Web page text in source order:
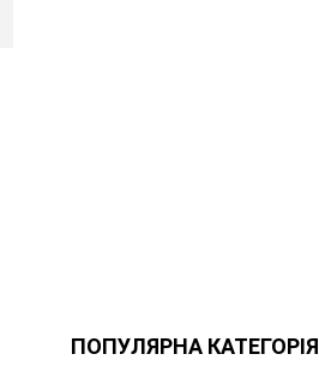
ПОПУЛЯРНА КАТЕГОРІЯ